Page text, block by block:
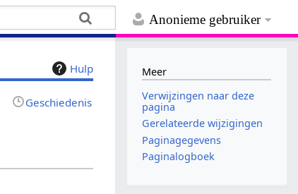
Anonieme gebruiker
Hulp
Geschiedenis
Meer
Verwijzingen naar deze
pagina
Gerelateerde wijzigingen
Paginagegevens
Paginalogboek